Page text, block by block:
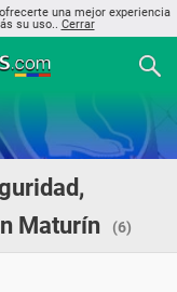
una mejor experiencia
su uso.. Cerrar
Maturín
(6)